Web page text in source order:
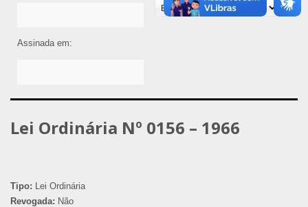
Assinada em:
Lei Ordinária Nº 0156 – 1966
Tipo: Lei Ordinária
Revogada: Não